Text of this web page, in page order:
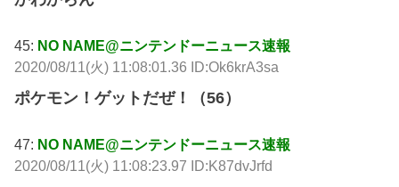
45: NO NAME@ニンテンドーニュース速報
2020/08/11(火) 11:08:01.36 ID:Ok6krA3sa
ポケモン！ゲットだぜ！（56）
47: NO NAME@ニンテンドーニュース速報
2020/08/11(火) 11:08:23.97 ID:K87dvJrfd